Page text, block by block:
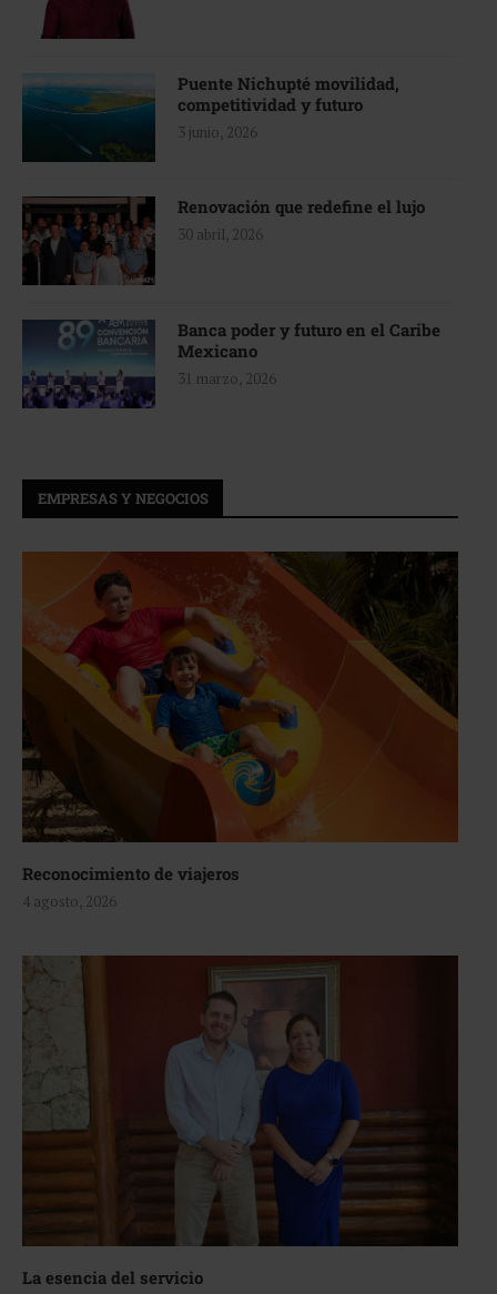
Puente Nichupté movilidad,
competitividad y futuro
3 junio, 2026
Renovación que redefine el lujo
30 abril, 2026
Banca poder y futuro en el Caribe
Mexicano
31 marzo, 2026
EMPRESAS Y NEGOCIOS
Reconocimiento de viajeros
4 agosto, 2026
La esencia del servicio